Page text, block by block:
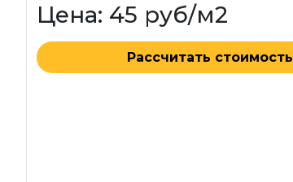
Цена: 45 руб/м2
Рассчитать стоимость